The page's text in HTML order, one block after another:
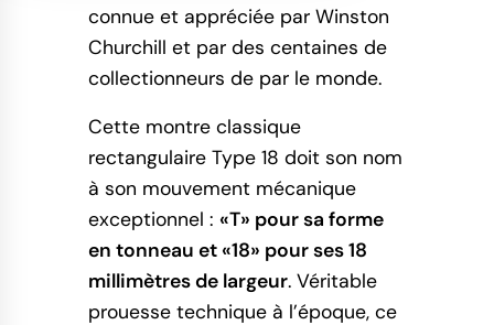
connue et appréciée par Winston
Churchill et par des centaines de
collectionneurs de par le monde.
Cette montre classique
rectangulaire Type 18 doit son nom
à son mouvement mécanique
exceptionnel : «T» pour sa forme
en tonneau et «18» pour ses 18
millimètres de largeur. Véritable
prouesse technique à l’époque, ce